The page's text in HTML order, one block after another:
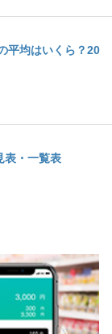
平均はいくら？20
・一覧表